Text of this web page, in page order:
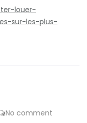
louer-
sur-les-plus-
No comment